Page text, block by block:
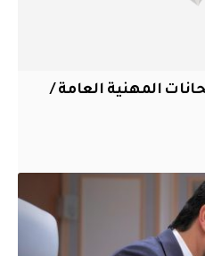
المهنية العامة /